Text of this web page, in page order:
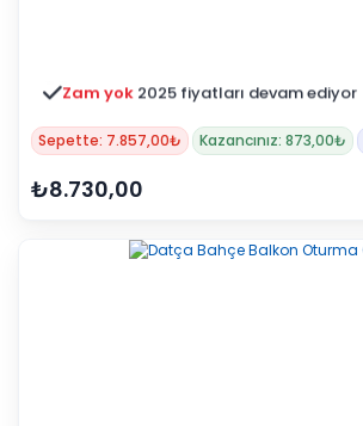
Zam yok 2025 fiyatları devam ediyor
Sepette: 7.857,00₺ Kazancınız: 873,00₺
₺8.730,00